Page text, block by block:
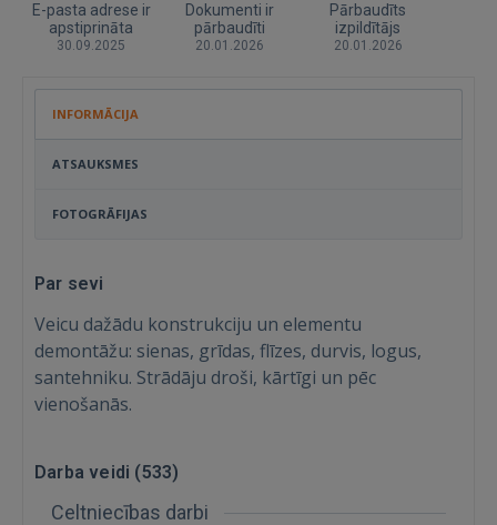
E-pasta adrese ir
apstiprināta
30.09.2025
Dokumenti ir
pārbaudīti
20.01.2026
Pārbaudīts
izpildītājs
20.01.2026
INFORMĀCIJA
ATSAUKSMES
FOTOGRĀFIJAS
Par sevi
Veicu dažādu konstrukciju un elementu
demontāžu: sienas, grīdas, flīzes, durvis, logus,
santehniku. Strādāju droši, kārtīgi un pēc
vienošanās.
Darba veidi (533)
Celtniecības darbi